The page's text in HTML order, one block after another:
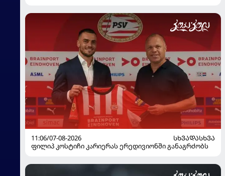
11:06/07-08-2026
ᲡᲮᲕᲐᲓᲐᲡᲮᲕᲐ
ფილიპ კოსტიჩი კარიერას ერედივიონში განაგრძობს